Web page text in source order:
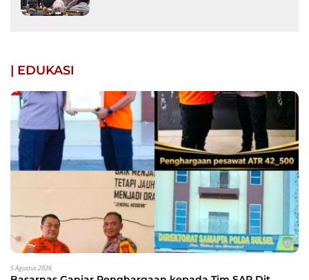
| EDUKASI
5 Agustus 2026